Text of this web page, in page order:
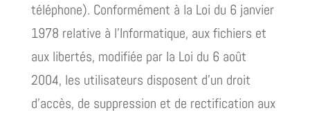
téléphone). Conformément à la Loi du 6 janvier
1978 relative à l’Informatique, aux fichiers et
aux libertés, modifiée par la Loi du 6 août
2004, les utilisateurs disposent d’un droit
d’accès, de suppression et de rectification aux